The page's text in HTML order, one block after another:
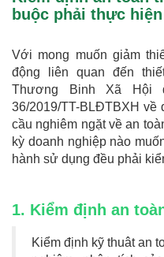
buộc phải thực
Với mong muốn giảm
động liên quan đến
Thương Binh Xã Hội
36/2019/TT-BLĐTBXH về
cầu nghiêm ngặt về an
kỳ doanh nghiệp nào
hành sử dụng đều phải
1. Kiểm định an
Kiểm định kỹ thuât an